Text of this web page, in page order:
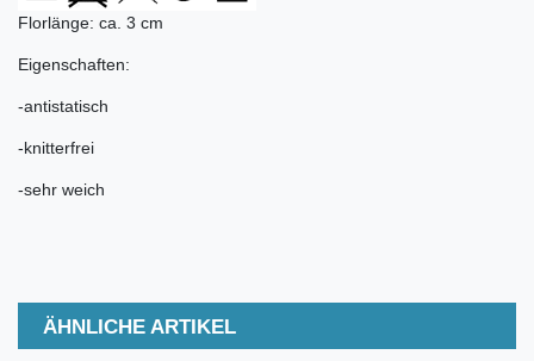
Florlänge: ca. 3 cm
Eigenschaften:
-antistatisch
-knitterfrei
-sehr weich
ÄHNLICHE ARTIKEL